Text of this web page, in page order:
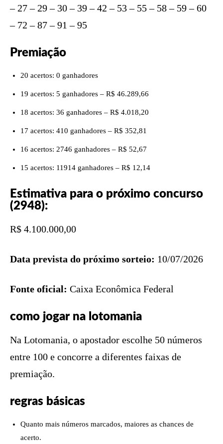
– 27 – 29 – 30 – 39 – 42 – 53 – 55 – 58 – 59 – 60
– 72 – 87 – 91 – 95
Premiação
20 acertos: 0 ganhadores
19 acertos: 5 ganhadores – R$ 46.289,66
18 acertos: 36 ganhadores – R$ 4.018,20
17 acertos: 410 ganhadores – R$ 352,81
16 acertos: 2746 ganhadores – R$ 52,67
15 acertos: 11914 ganhadores – R$ 12,14
Estimativa para o próximo concurso
(2948):
R$ 4.100.000,00
Data prevista do próximo sorteio: 10/07/2026
Fonte oficial: Caixa Econômica Federal
como jogar na lotomania
Na Lotomania, o apostador escolhe 50 números
entre 100 e concorre a diferentes faixas de
premiação.
regras básicas
Quanto mais números marcados, maiores as chances de
acerto.